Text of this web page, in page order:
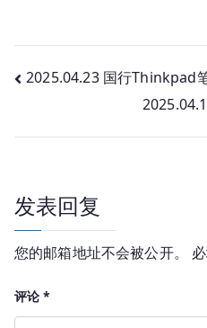
文
航
2025.04.23 国行Thinkpad
发表回复
您的邮箱地址不会被公开。
评论*